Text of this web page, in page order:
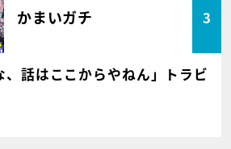
かまいガチ 3
、話はここからやねん」トラビ